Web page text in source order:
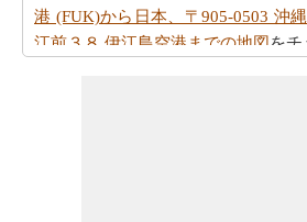
港 (FUK)から日本、〒905-0503 沖
江前３８ 伊江島空港までの地図をチ